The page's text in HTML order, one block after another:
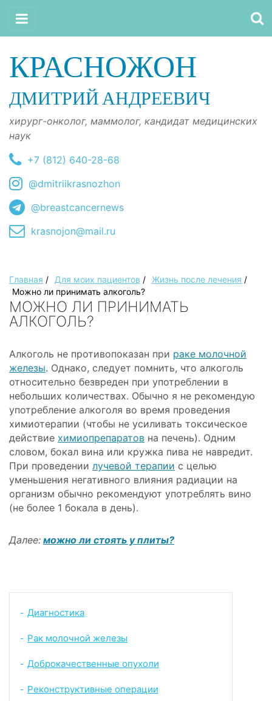
КРАСНОЖОН
ДМИТРИЙ АНДРЕЕВИЧ
хирург-онколог, маммолог, кандидат медицинских
наук
+7 (812) 640-28-68
@dmitriikrasnozhon
@breastcancernews
krasnojon@mail.ru
Главная / Для моих пациентов / Жизнь после лечения /
Можно ли принимать алкоголь?
МОЖНО ЛИ ПРИНИМАТЬ
АЛКОГОЛЬ?
Алкоголь не противопоказан при раке молочной
железы. Однако, следует помнить, что алкоголь
относительно безвреден при употреблении в
небольших количествах. Обычно я не рекомендую
употребление алкоголя во время проведения
химиотерапии (чтобы не усиливать токсическое
действие химиопрепаратов на печень). Одним
словом, бокал вина или кружка пива не навредит.
При проведении лучевой терапии с целью
уменьшения негативного влияния радиации на
организм обычно рекомендуют употреблять вино
(не более 1 бокала в день).
Далее: можно ли стоять у плиты?
- Диагностика
- Рак молочной железы
- Доброкачественные опухоли
- Реконструктивные операции